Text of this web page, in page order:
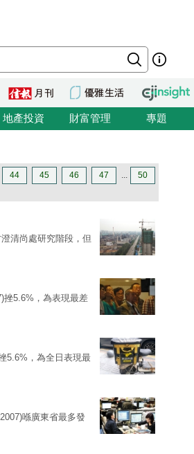
地產投資 財富管理 專題
44 45 46 47 ... 50
清尚處研究階段，但
挫5.6%，為表現最差
5.6%，為全日表現最
喺廣東省最多發